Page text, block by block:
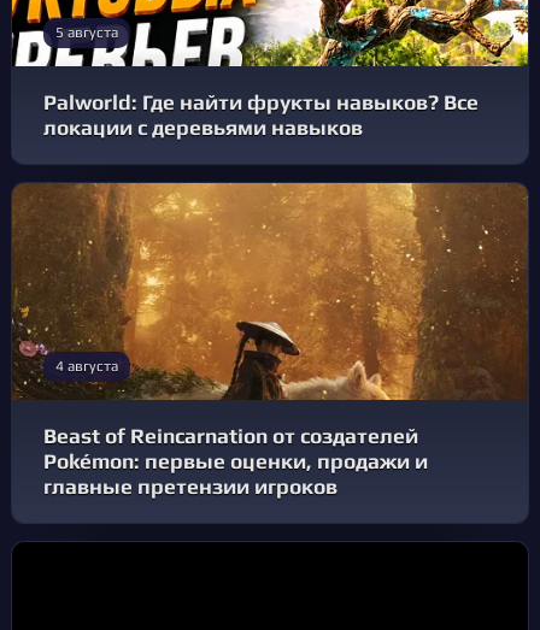
5 августа
Palworld: Где найти фрукты навыков? Все
локации с деревьями навыков
4 августа
Beast of Reincarnation от создателей
Pokémon: первые оценки, продажи и
главные претензии игроков